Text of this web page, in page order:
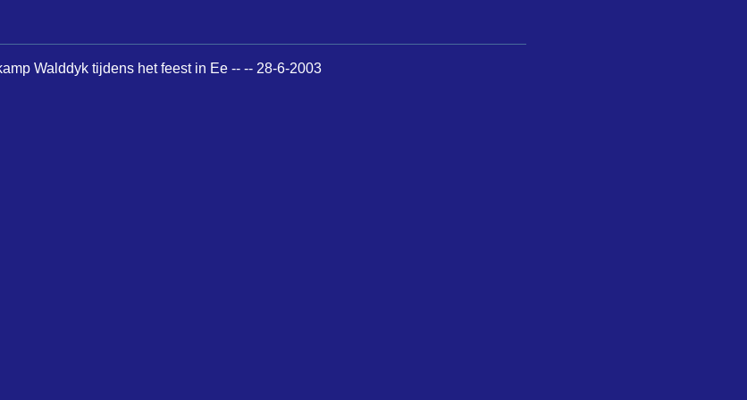
Walddyk tijdens het feest in Ee -- -- 28-6-2003